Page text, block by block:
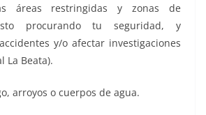
áreas restringidas y zonas de
procurando tu seguridad, y
y/o afectar investigaciones
La Beata).
arroyos o cuerpos de agua.